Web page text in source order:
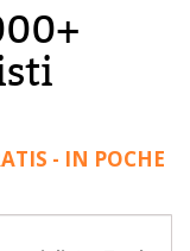
- IN POCHE